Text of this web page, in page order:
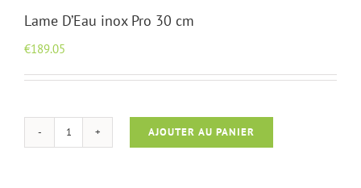
Lame D’Eau inox Pro 30 cm
€189.05
quantité
AJOUTER AU PANIER